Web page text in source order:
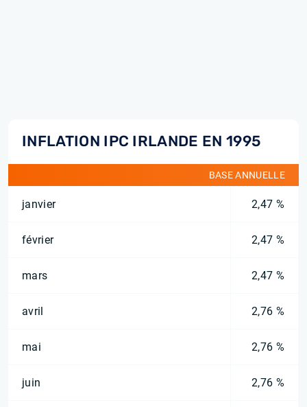
INFLATION IPC IRLANDE EN 1995
BASE ANNUELLE
janvier 2,47 %
février 2,47 %
mars 2,47 %
avril 2,76 %
mai 2,76 %
juin 2,76 %